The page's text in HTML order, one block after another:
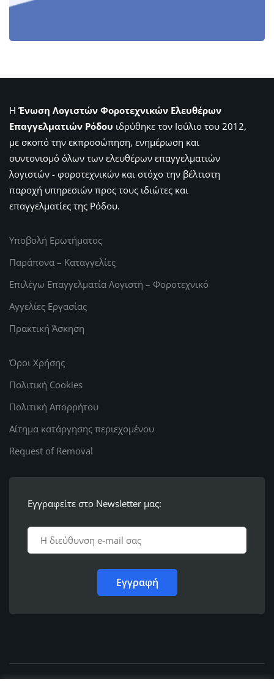
Η Ένωση Λογιστών Φοροτεχνικών Ελευθέρων
Επαγγελματιών Ρόδου ιδρύθηκε τον Ιούλιο του 2012,
με σκοπό την εκπροσώπηση, ενημέρωση και
συντονισμό όλων των ελευθέρων επαγγελματιών
λογιστών - φοροτεχνικών και στόχο την βέλτιστη
παροχή υπηρεσιών προς τους ιδιώτες και
επαγγελματίες της Ρόδου.
Υποβολή Ερωτήματος
Παράπονα – Καταγγελίες
Επιλέγω Επαγγελματία Λογιστή – Φοροτεχνικό
Αγγελίες Εργασίας
Πρακτική Άσκηση
Όροι Χρήσης
Πολιτική Cookies
Πολιτική Απορρήτου
Αίτημα κατάργησης περιεχομένου
Request of Removal
Εγγραφείτε στο Newsletter μας: